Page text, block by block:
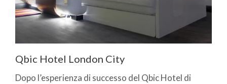
Qbic Hotel London City
Dopo l’esperienza di successo del Qbic Hotel di